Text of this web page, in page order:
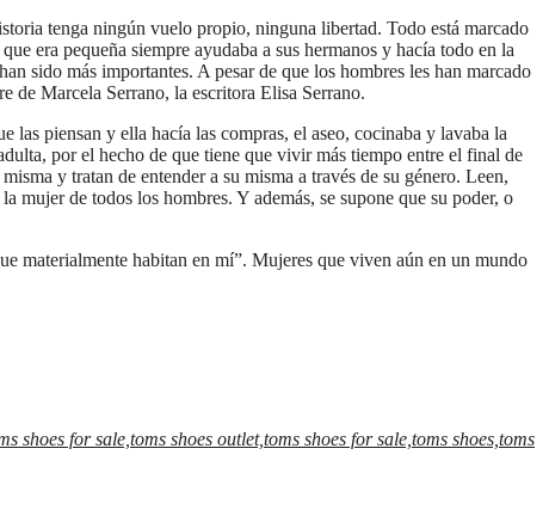
tenga ningún vuelo propio, ninguna libertad. Todo está marcado
era pequeña siempre ayudaba a sus hermanos y hacía todo en la
sido más importantes. A pesar de que los hombres les han marcado
de Marcela Serrano, la escritora Elisa Serrano.
piensan y ella hacía las compras, el aseo, cocinaba y lavaba la
por el hecho de que tiene que vivir más tiempo entre el final de
y tratan de entender a su misma a través de su género. Leen,
de todos los hombres. Y además, se supone que su poder, o
materialmente habitan en mí”. Mujeres que viven aún en un mundo
shoes for sale,toms shoes outlet,toms shoes for sale,toms shoes,toms